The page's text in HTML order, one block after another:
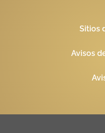
Sitios
Avisos